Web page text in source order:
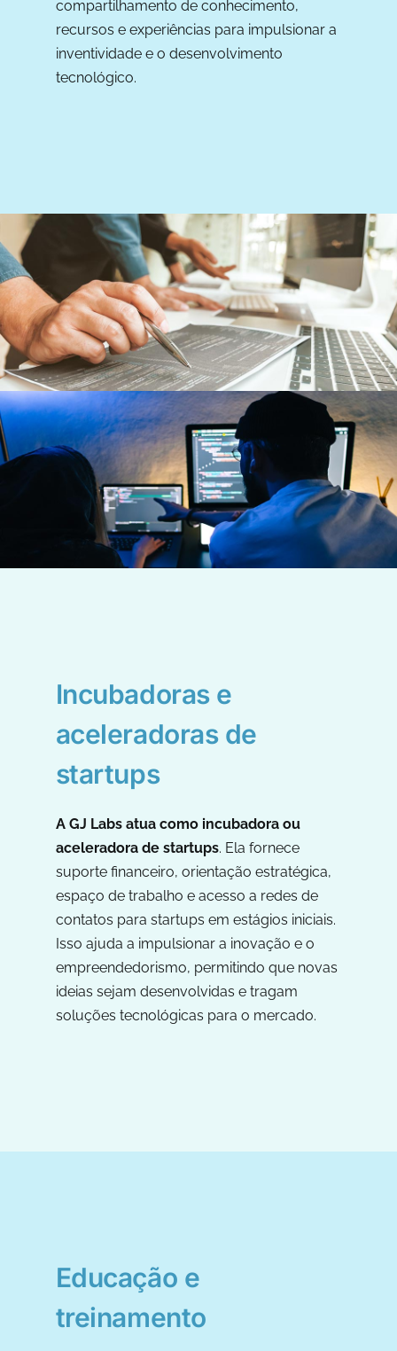
compartilhamento de conhecimento,
recursos e experiências para impulsionar a
inventividade e o desenvolvimento
tecnológico.
Incubadoras e
aceleradoras de
startups
A GJ Labs atua como incubadora ou
aceleradora de startups. Ela fornece
suporte financeiro, orientação estratégica,
espaço de trabalho e acesso a redes de
contatos para startups em estágios iniciais.
Isso ajuda a impulsionar a inovação e o
empreendedorismo, permitindo que novas
ideias sejam desenvolvidas e tragam
soluções tecnológicas para o mercado.
Educação e
treinamento